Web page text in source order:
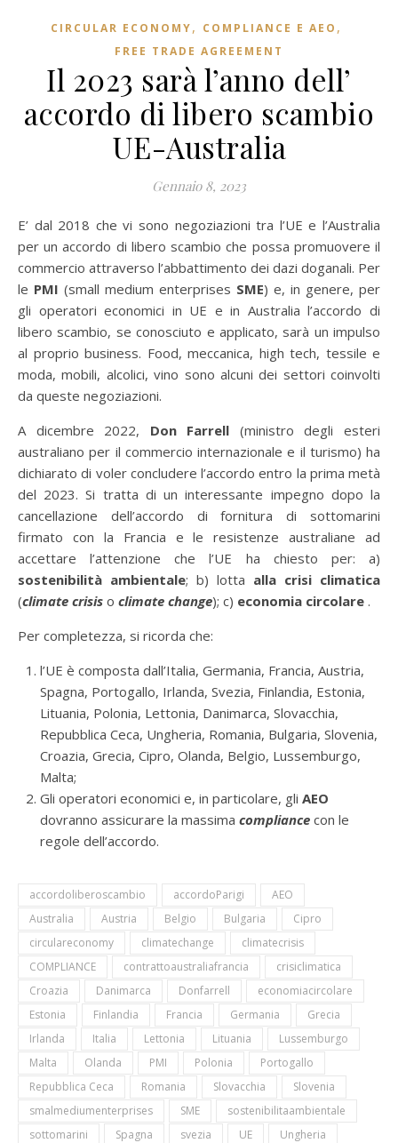
CIRCULAR ECONOMY, COMPLIANCE E AEO ,
FREE TRADE AGREEMENT
Il 2023 sarà l’anno dell’
accordo di libero scambio
UE-Australia
Gennaio 8, 2023
E’ dal 2018 che vi sono negoziazioni tra l’UE e l’Australia
per un accordo di libero scambio che possa promuovere il
commercio attraverso l’abbattimento dei dazi doganali. Per
le PMI (small medium enterprises SME) e, in genere, per
gli operatori economici in UE e in Australia l’accordo di
libero scambio, se conosciuto e applicato, sarà un impulso
al proprio business. Food, meccanica, high tech, tessile e
moda, mobili, alcolici, vino sono alcuni dei settori coinvolti
da queste negoziazioni.
A dicembre 2022, Don Farrell (ministro degli esteri
australiano per il commercio internazionale e il turismo) ha
dichiarato di voler concludere l’accordo entro la prima metà
del 2023. Si tratta di un interessante impegno dopo la
cancellazione dell’accordo di fornitura di sottomarini
firmato con la Francia e le resistenze australiane ad
accettare l’attenzione che l’UE ha chiesto per: a)
sostenibilità ambientale; b) lotta alla crisi climatica
(climate crisis o climate change); c) economia circolare .
Per completezza, si ricorda che:
l’UE è composta dall’Italia, Germania, Francia, Austria,
Spagna, Portogallo, Irlanda, Svezia, Finlandia, Estonia,
Lituania, Polonia, Lettonia, Danimarca, Slovacchia,
Repubblica Ceca, Ungheria, Romania, Bulgaria, Slovenia,
Croazia, Grecia, Cipro, Olanda, Belgio, Lussemburgo,
Malta;
Gli operatori economici e, in particolare, gli AEO
dovranno assicurare la massima compliance con le
regole dell’accordo.
accordoliberoscambio accordoParigi
AEO
Australia
Austria Belgio Bulgaria
Cipro
circulareconomy
climatechange
climatecrisis
COMPLIANCE
contrattoaustraliafrancia
crisiclimatica
Croazia
Danimarca Donfarrell
economiacircolare
Estonia
Finlandia Francia Germania
Grecia
Irlanda
Italia Lettonia Lituania
Lussemburgo
Malta
Olanda PMI Polonia
Portogallo
Repubblica Ceca
Romania Slovacchia
Slovenia
smalmediumenterprises
SME
sostenibilitaambientale
sottomarini
Spagna svezia UE Ungheria